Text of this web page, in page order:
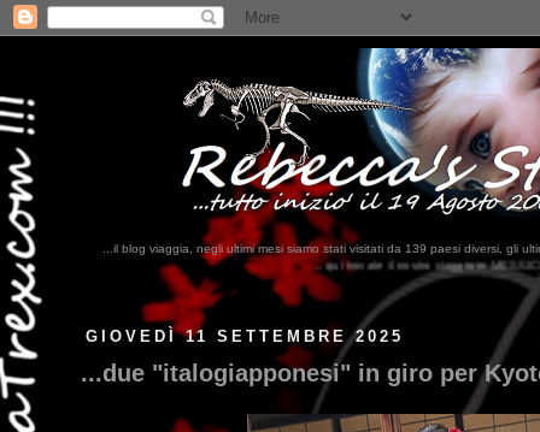
...il blog viaggia, negli ultimi mesi siamo stati visitati da 139 paesi diversi, gli
...qui trovate il nostro viaggio in MESSICO 2023... clikka qui !!!
GIOVEDÌ 11 SETTEMBRE 2025
...due "italogiapponesi" in giro per